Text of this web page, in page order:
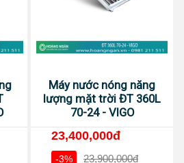
Máy nước nóng năng
lượng mặt trời ĐT 360L
70-24 - VIGO
23,400,000đ
-3% 23,900,000đ